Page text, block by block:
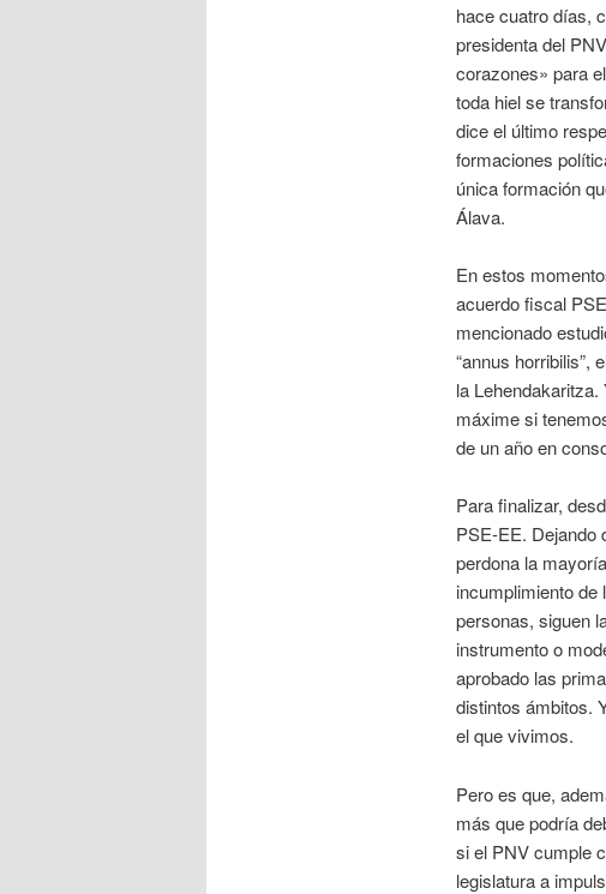
hace cuatro días,
presidenta del
corazones» para
toda hiel se
dice el último
formaciones
única formación
Álava.
En estos
acuerdo fiscal
mencionado
“annus horribilis”,
la
máxime si
de un año en
Para finalizar,
PSE-EE. Dejando
perdona la
incumplimiento de
personas, siguen
instrumento o
aprobado las
distintos ámbitos.
el que vivimos.
Pero es que,
más que podría
si el PNV cumple
legislatura a